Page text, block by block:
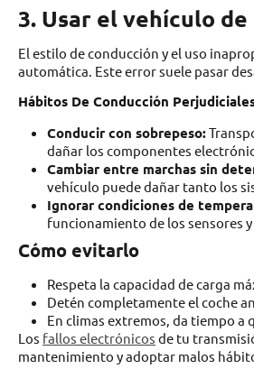
3. Usar el vehículo
El estilo de conducción y el uso
automática. Este error suele pasar
Hábitos De Conducción
Conducir con sobrepeso:
dañar los componentes
Cambiar entre marchas sin
vehículo puede dañar tanto los
Ignorar condiciones de
funcionamiento de los sensores
Cómo evitarlo
Respeta la capacidad de carga
Detén completamente el coche
En climas extremos, da tiempo a
Los fallos electrónicos de tu
mantenimiento y adoptar malos